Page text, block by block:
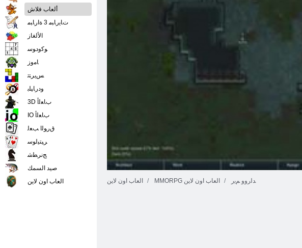
العاب اون لاين MMORPG العاب اون لاين ﺪﻟﺭﻭﻭ ﻢﻳﺭ
ألعاب فلاش
ﺕﺎﻳﺭﺎﺒﻣ 3 ﺓﺍﺭﺎﺒﻣ
الألغاز
ﻮﻛﻭﺩﻮﺳ
ﺎﻣﻭﺯ
ﺲﻳﺮﺘﺗ
ﻭﺩﺭﺎﻴﻠﺑ
3D ﺏﺎﻌﻟﺃ
IO ﺏﺎﻌﻟﺃ
ﻕﺭﻮﻟﺍ ﺐﻌﻟ
ﺮﻴﺘﻴﻟﻮﺳ
ﺞﻧﺮﻄﺷ
صيد السمك
العاب اون لاين